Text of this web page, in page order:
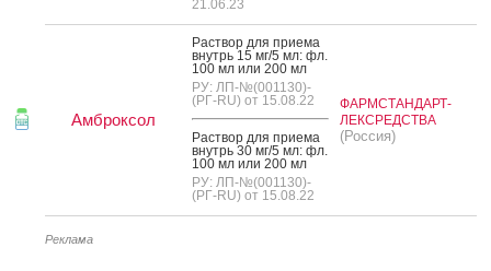
21.06.23
Амброксол
Рас­твор для при­ема
внутрь 15 мг/5 мл: фл.
100 мл или 200 мл
РУ: ЛП-№(001130)-
(РГ-RU) от 15.08.22
Рас­твор для при­ема
внутрь 30 мг/5 мл: фл.
100 мл или 200 мл
РУ: ЛП-№(001130)-
(РГ-RU) от 15.08.22
ФАРМСТАНДАРТ-
ЛЕКСРЕДСТВА
(Россия)
Реклама